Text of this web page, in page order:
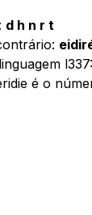
d h n r t
l337:
é o